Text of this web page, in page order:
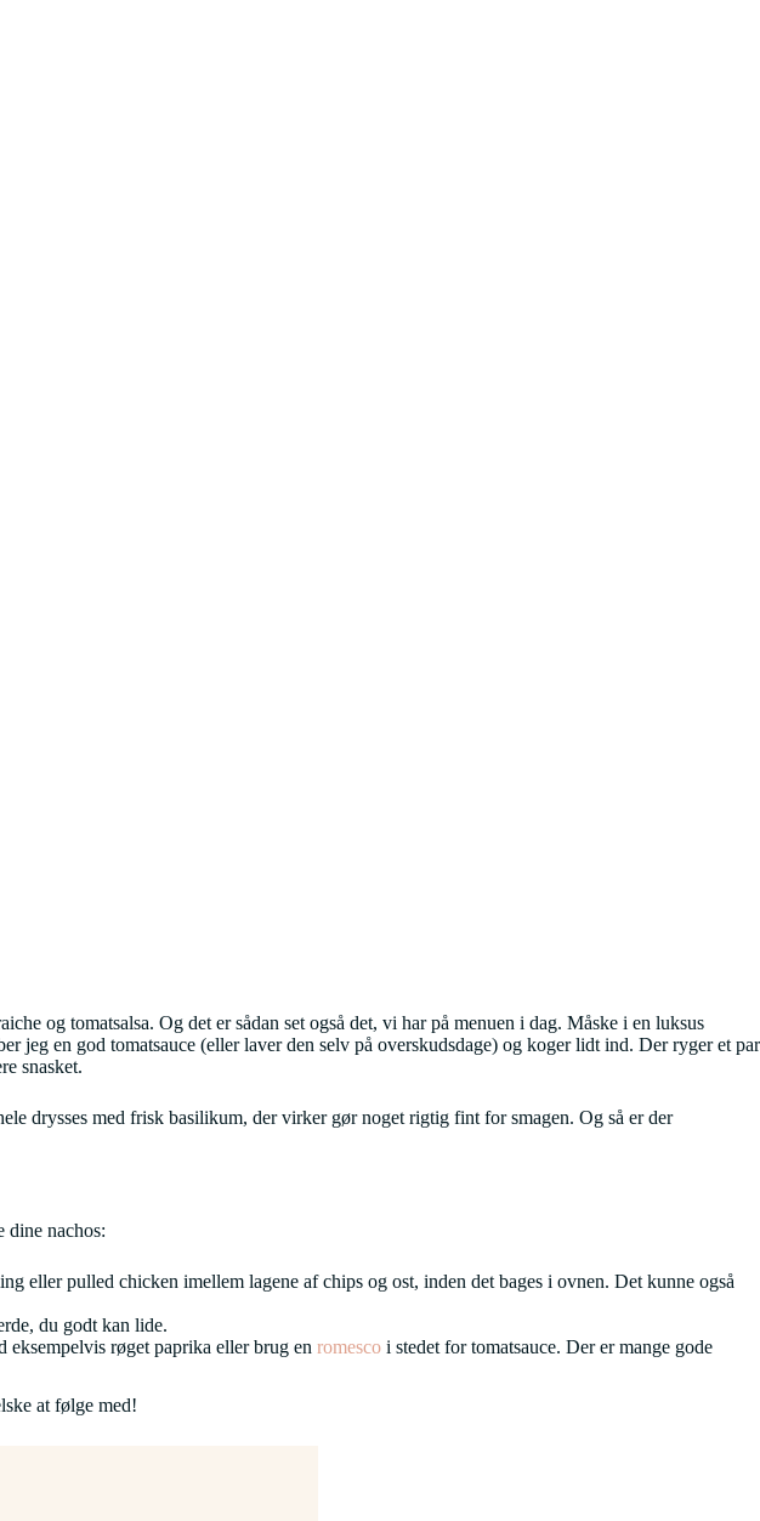
og tomatsalsa. Og det er sådan set også det, vi har på menuen i dag. Måske i en luksus
jeg en god tomatsauce (eller laver den selv på overskudsdage) og koger lidt ind. Der ryger et par
snasket.
drysses med frisk basilikum, der virker gør noget rigtig fint for smagen. Og så er der
dine nachos:
eller pulled chicken imellem lagene af chips og ost, inden det bages i ovnen. Det kunne også
du godt kan lide.
eksempelvis røget paprika eller brug en romesco i stedet for tomatsauce. Der er mange gode
at følge med!